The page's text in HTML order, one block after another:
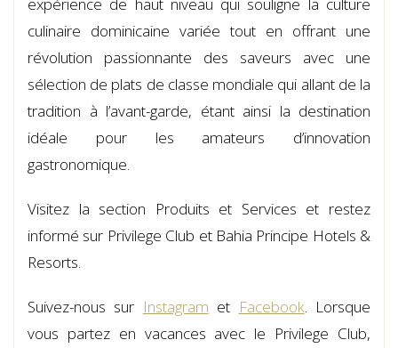
culinaire dominicaine variée tout en offrant une
révolution passionnante des saveurs avec une
sélection de plats de classe mondiale qui allant de la
tradition à l’avant-garde, étant ainsi la destination
idéale pour les amateurs d’innovation
gastronomique.
Visitez la section Produits et Services et restez
informé sur Privilege Club et Bahia Principe Hotels &
Resorts.
Suivez-nous sur Instagram et Facebook. Lorsque
vous partez en vacances avec le Privilege Club,